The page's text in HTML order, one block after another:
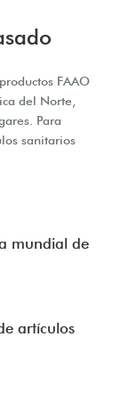
FAAO
del Norte,
Para
sanitarios
mundial de
artículos